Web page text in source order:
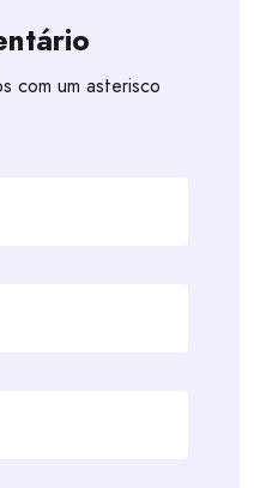
com um asterisco